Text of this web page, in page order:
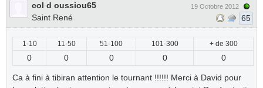
col d oussiou65
Saint René
19 Octobre 2012
65
1-10 11-50 51-100 101-300 + de 300
0 0 0 0 0
Ca à fini à tibiran attention le tournant !!!!!! Merci à David pour